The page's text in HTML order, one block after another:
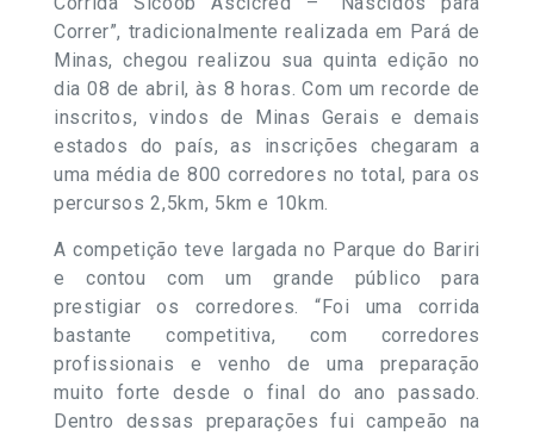
Correr”, tradicionalmente realizada em Pará de
Minas, chegou realizou sua quinta edição no
dia 08 de abril, às 8 horas. Com um recorde de
inscritos, vindos de Minas Gerais e demais
estados do país, as inscrições chegaram a
uma média de 800 corredores no total, para os
percursos 2,5km, 5km e 10km.
A competição teve largada no Parque do Bariri
e contou com um grande público para
prestigiar os corredores. “Foi uma corrida
bastante competitiva, com corredores
profissionais e venho de uma preparação
muito forte desde o final do ano passado.
Dentro dessas preparações fui campeão na